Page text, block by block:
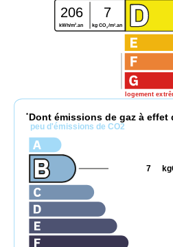
logement
206 7
kWh/m2.an kg CO2 /m2 .an
* Dont émissions de gaz à effet
peu d'émissions de CO2
7